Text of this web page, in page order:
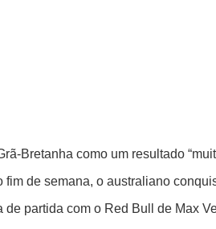
Bretanha como um resultado
de semana, o australiano
partida com o Red Bull de Max